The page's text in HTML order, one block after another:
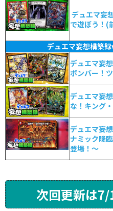
デュエマ妄
で遊ぼう！(
デュエマ妄想構築
デュエマ妄
ボンバー！
デュエマ妄
な！キング
デュエマ妄
ナミック降
登場！～
次回更新は